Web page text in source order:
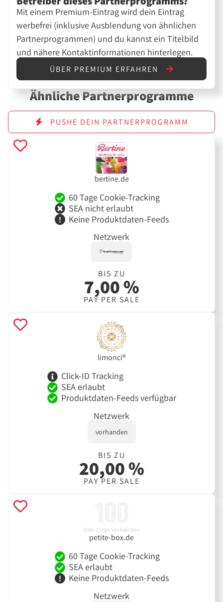
Mit einem Premium-Eintrag wird dein Eintrag
werbefrei (inklusive Ausblendung von ähnlichen
Partnerprogrammen) und du kannst ein Titelbild
und nähere Kontaktinformationen hinterlegen.
ÜBER PREMIUM ERFAHREN
Ähnliche Partnerprogramme
PUSHE DEIN PARTNERPROGRAMM
bertine.de
60 Tage Cookie-Tracking
SEA nicht erlaubt
Keine Produktdaten-Feeds
Netzwerk
BIS ZU
7,00 %
PAY PER SALE
limonci®
Click-ID Tracking
SEA erlaubt
Produktdaten-Feeds verfügbar
Netzwerk
vorhanden
BIS ZU
20,00 %
PAY PER SALE
petite-box.de
60 Tage Cookie-Tracking
SEA erlaubt
Keine Produktdaten-Feeds
Netzwerk